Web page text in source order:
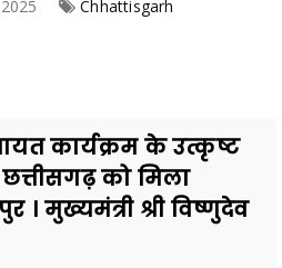
Chhattisgarh
कार्यक्रम के उत्कृष्ट
को मिला
। मुख्यमंत्री श्री विष्णुदेव